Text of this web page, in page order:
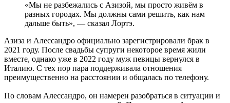
«Мы не разбежались с Азизой, мы просто живём в
разных городах. Мы должны сами решить, как нам
дальше быть», — сказал Лортэ.
Азиза и Алессандро официально зарегистрировали брак в
2021 году. После свадьбы супруги некоторое время жили
вместе, однако уже в 2022 году муж певицы вернулся в
Италию. С тех пор пара поддерживала отношения
преимущественно на расстоянии и общалась по телефону.
По словам Алессандро, он намерен разобраться в ситуации и